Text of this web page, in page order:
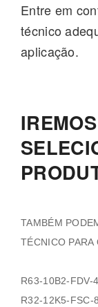
Entre em
técnico
aplicação.
TAMBÉM
TÉCNICO PARA
R63-10B2-FDV-
R32-12K5-FSC-